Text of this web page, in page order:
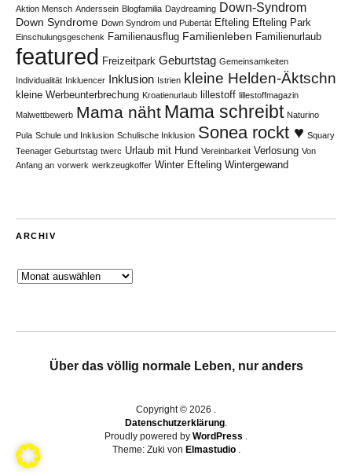
Aktion Mensch Anderssein Blogfamilia Daydreaming Down-Syndrom
Down Syndrome Down Syndrom und Pubertät Efteling Efteling Park
Einschulungsgeschenk Familienausflug Familienleben Familienurlaub
featured Freizeitpark Geburtstag Gemeinsamkeiten
Individualität Inkluencer Inklusion Istrien kleine Helden-Äktschn
kleine Werbeunterbrechung Kroatienurlaub lillestoff lillestoffmagazin
Malwettbewerb Mama näht Mama schreibt Naturino
Pula Schule und Inklusion Schulische Inklusion Sonea rockt ♥ Squary
Teenager Geburtstag twerc Urlaub mit Hund Vereinbarkeit Verlosung Von
Anfang an vorwerk werkzeugkoffer Winter Efteling Wintergewand
ARCHIV
Archiv
Über das völlig normale Leben, nur anders
Copyright © 2026
Datenschutzerklärung
Proudly powered by WordPress
Theme: Zuki von Elmastudio